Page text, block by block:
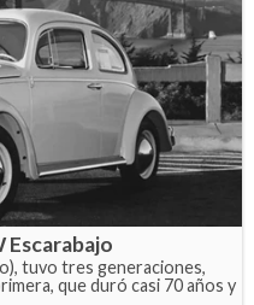
Escarabajo
tuvo tres generaciones,
que duró casi 70 años y